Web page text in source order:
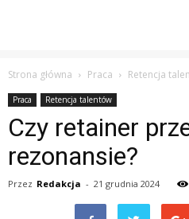
Strona główna Praca Retencja
Praca Retencja talentów
Czy retainer
rezonansie?
Przez Redakcja - 21 grudnia 2024